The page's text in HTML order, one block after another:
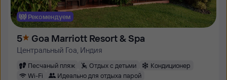
Рекомендуем
5 Goa Marriott Resort & Spa
Центральный Гоа, Индия
Песчаный пляж Отдых с детьми
Кондиционер
Wi-Fi
Идеально для отдыха парой